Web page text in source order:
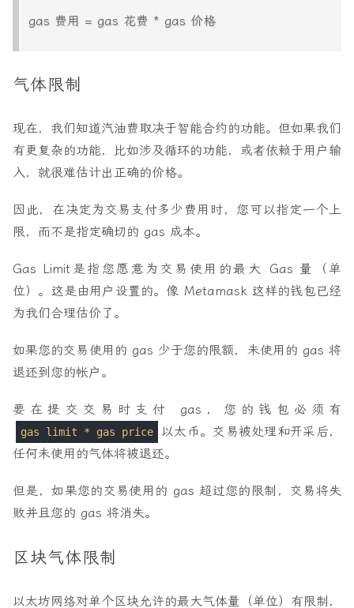
gas 费用 = gas 花费 * gas 价格
气体限制
现在，我们知道汽油费取决于智能合约的功能。但如果我们
有更复杂的功能，比如涉及循环的功能，或者依赖于用户输
入，就很难估计出正确的价格。
因此，在决定为交易支付多少费用时，您可以指定一个上
限，而不是指定确切的 gas 成本。
Gas Limit 是指您愿意为交易使用的最大 Gas 量（单
位）。这是由用户设置的。像 Metamask 这样的钱包已经
为我们合理估价了。
如果您的交易使用的 gas 少于您的限额，未使用的 gas 将
退还到您的帐户。
要在提交交易时支付 gas，您的钱包必须有
gas limit * gas price
以太币。交易被处理和开采后，
任何未使用的气体将被退还。
但是，如果您的交易使用的 gas 超过您的限制，交易将失
败并且您的 gas 将消失。
区块气体限制
以太坊网络对单个区块允许的最大气体量（单位）有限制，